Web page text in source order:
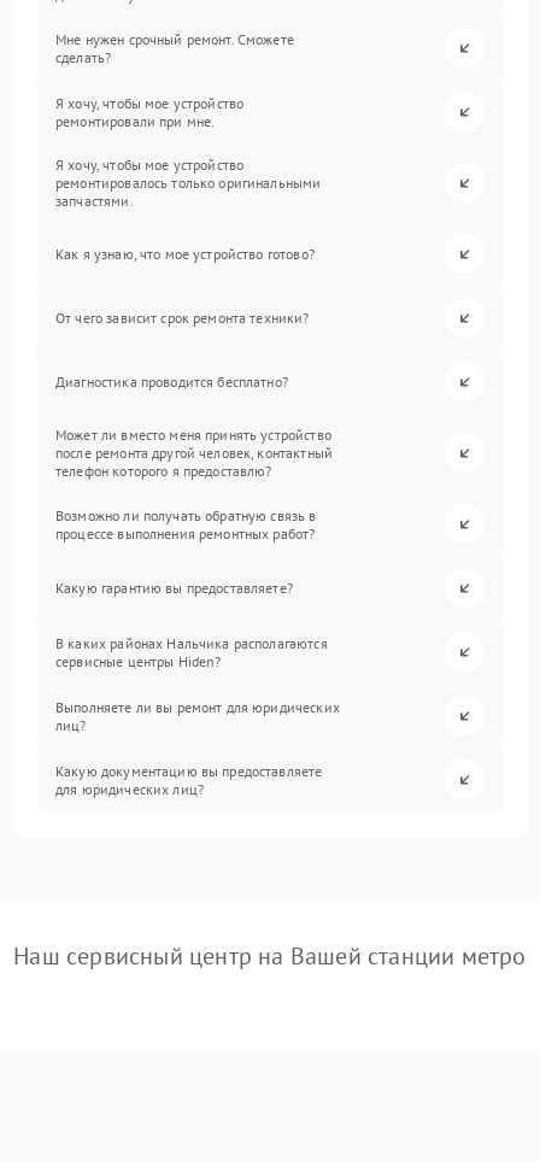
Мне нужен срочный ремонт. Сможете
сделать?
Я хочу, чтобы мое устройство
ремонтировали при мне.
Я хочу, чтобы мое устройство
ремонтировалось только оригинальными
запчастями.
Как я узнаю, что мое устройство готово?
От чего зависит срок ремонта техники?
Диагностика проводится бесплатно?
Может ли вместо меня принять устройство
после ремонта другой человек, контактный
телефон которого я предоставлю?
Возможно ли получать обратную связь в
процессе выполнения ремонтных работ?
Какую гарантию вы предоставляете?
В каких районах Нальчика располагаются
сервисные центры Hiden?
Выполняете ли вы ремонт для юридических
лиц?
Какую документацию вы предоставляете
для юридических лиц?
Наш сервисный центр на Вашей станции метро